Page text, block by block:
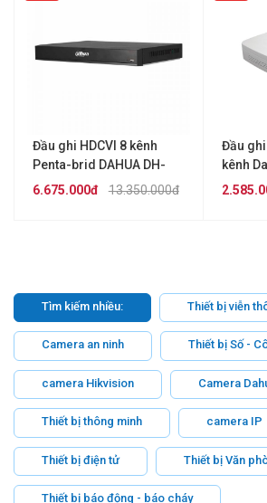
Đầu ghi HDCVI 8 kênh
Penta-brid DAHUA DH-
XVR7208A-4K-X13.350.000đ
6.675.000đ
Đầu ghi
kênh
Tìm kiếm nhiều: Thiết bị viễn
Camera an ninh Thiết bị Số -
camera Hikvision Camera
Thiết bị thông minh camera IP
Thiết bị điện tử Thiết bị Văn
Thiết bị báo động - báo cháy